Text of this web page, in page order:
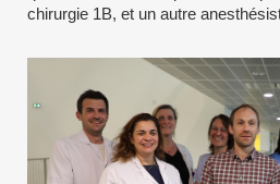
chirurgie 1B, et un autre